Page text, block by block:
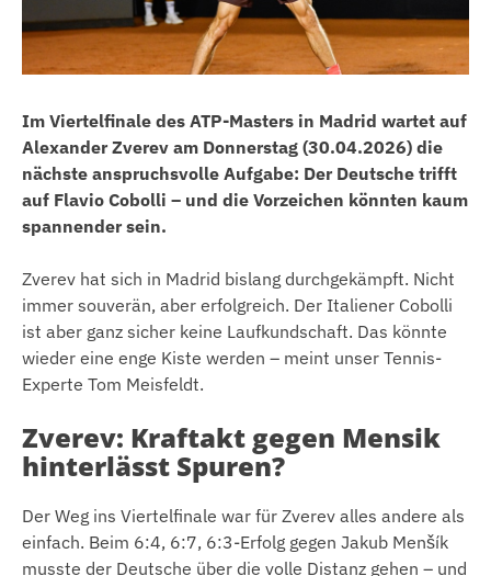
Im Viertelfinale des ATP-Masters in Madrid wartet auf
Alexander Zverev am Donnerstag (30.04.2026) die
nächste anspruchsvolle Aufgabe: Der Deutsche trifft
auf Flavio Cobolli – und die Vorzeichen könnten kaum
spannender sein.
Zverev hat sich in Madrid bislang durchgekämpft. Nicht
immer souverän, aber erfolgreich. Der Italiener Cobolli
ist aber ganz sicher keine Laufkundschaft. Das könnte
wieder eine enge Kiste werden – meint unser Tennis-
Experte Tom Meisfeldt.
Zverev: Kraftakt gegen Mensik
hinterlässt Spuren?
Der Weg ins Viertelfinale war für Zverev alles andere als
einfach. Beim 6:4, 6:7, 6:3-Erfolg gegen Jakub Menšík
musste der Deutsche über die volle Distanz gehen – und